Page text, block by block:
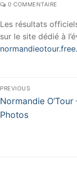
0 COMMENTAIRE
Les résultats
sur le site dédié à
Navigation
de
l’article
PREVIOUS
Previous
post:
Normandie O’Tour
Photos